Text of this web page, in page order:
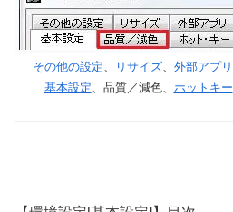
その他の設定、 リサイズ、 外部アプリ
基本設定、品質／減色、 ホットキー